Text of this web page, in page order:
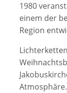
1980
einem der
Region